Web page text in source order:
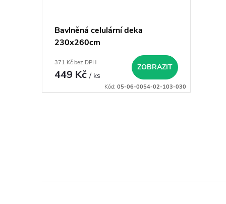
ů
u
Bavlněná celulární deka
230x260cm
371 Kč bez DPH
449 Kč/ ks
ZOBRAZIT
Kód:05-06-0054-02-103-030